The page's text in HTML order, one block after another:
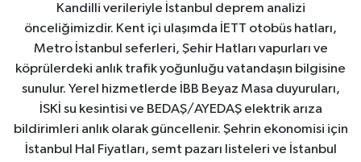
Kandilli verileriyle İstanbul deprem analizi
önceliğimizdir. Kent içi ulaşımda İETT otobüs hatları,
Metro İstanbul seferleri, Şehir Hatları vapurları ve
köprülerdeki anlık trafik yoğunluğu vatandaşın bilgisine
sunulur. Yerel hizmetlerde İBB Beyaz Masa duyuruları,
İSKİ su kesintisi ve BEDAŞ/AYEDAŞ elektrik arıza
bildirimleri anlık olarak güncellenir. Şehrin ekonomisi için
İstanbul Hal Fiyatları, semt pazarı listeleri ve İstanbul